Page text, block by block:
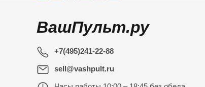
ВашПульт.ру
+7(495)241-22-88
sell@vashpult.ru